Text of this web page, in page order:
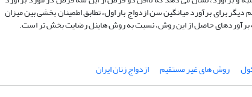
برای برآورد میانگین سن ازدواج بار اول، تطابق اطمینان بخشی بین میزان
برآوردهای حاصل از این روش، نسبت به روش هاینل رضایت بخش تر است.
روش های غیر مستقیم ازدواج زنان ایران